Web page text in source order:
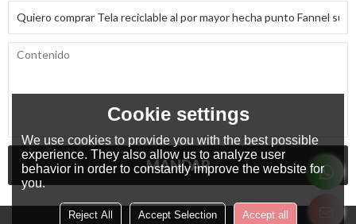
MANDAR
Cookie settings
We use cookies to provide you with the best possible
experience. They also allow us to analyze user
behavior in order to constantly improve the website for
you.
Reject All Accept Selection Accept all